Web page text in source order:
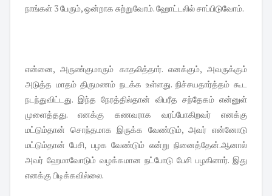
நாங்கள் 3 பேரும், ஒன்றாக சுற்றுவோம். ஹோட்டலில் சாப்பிடுவோம்.
என்னை, அருண்குமாரும் காதலித்தார். எனக்கும், அவருக்கும்
அடுத்த மாதம் திருமணம் நடக்க உள்ளது. நிச்சயதார்த்தம் கூட
நடந்துவிட்டது. இந்த நேரத்தில்தான் விபரீத சந்தேகம் என்னுள்
முளைத்தது. எனக்கு கணவராக வரப்போகிறவர் எனக்கு
மட்டும்தான் சொந்தமாக இருக்க வேண்டும், அவர் என்னோடு
மட்டும்தான் பேசி, பழக வேண்டும் என்று நினைத்தேன்.ஆனால்
அவர் ஹேமாவோடும் வழக்கமான நட்போடு பேசி பழகினார். இது
எனக்கு பிடிக்கவில்லை.